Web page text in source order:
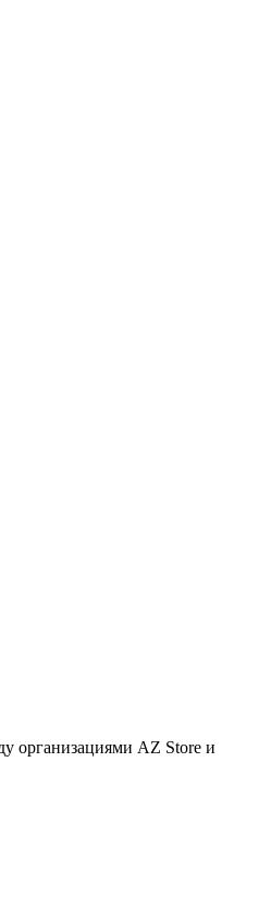
организациями AZ Store и